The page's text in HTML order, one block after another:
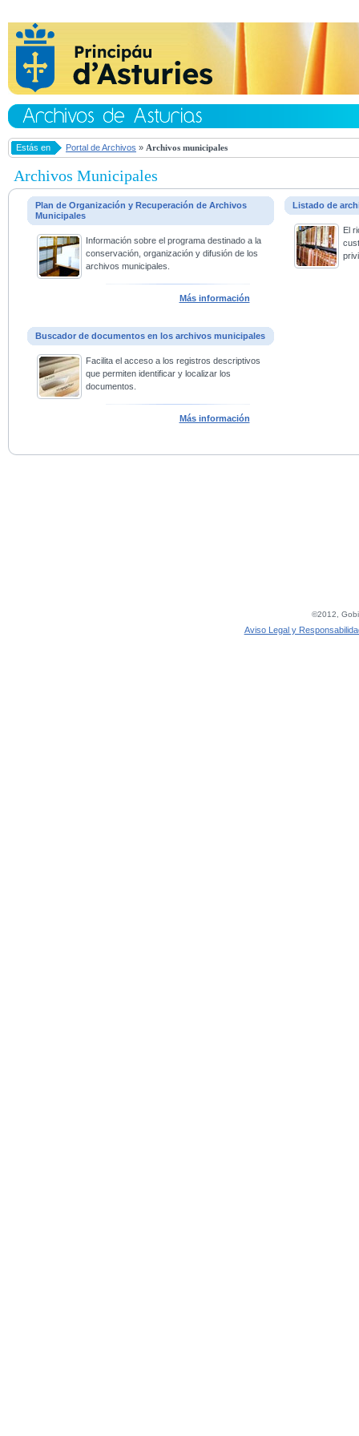
Estás en Portal de Archivos » Archivos municipales
Archivos Municipales
Plan de Organización y Recuperación de Archivos
Municipales
Información sobre el programa destinado a la
conservación, organización y difusión de los
archivos municipales.
Más información
Listado de
El
Buscador de documentos en los archivos municipales
Facilita el acceso a los registros descriptivos
que permiten identificar y localizar los
documentos.
Más información
©2012,
Aviso Legal y